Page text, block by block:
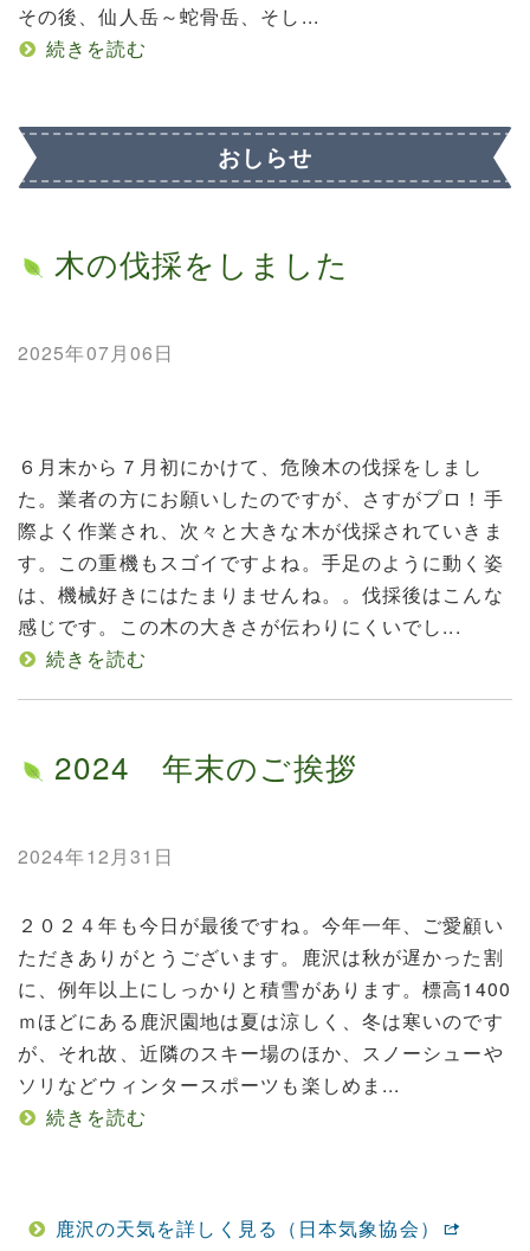
その後、仙人岳～蛇骨岳、そし...
続きを読む
おしらせ
木の伐採をしました
2025年07月06日
６月末から７月初にかけて、危険木の伐採をしまし
た。業者の方にお願いしたのですが、さすがプロ！手
際よく作業され、次々と大きな木が伐採されていきま
す。この重機もスゴイですよね。手足のように動く姿
は、機械好きにはたまりませんね。。伐採後はこんな
感じです。この木の大きさが伝わりにくいでし...
続きを読む
2024 年末のご挨拶
2024年12月31日
２０２４年も今日が最後ですね。今年一年、ご愛顧い
ただきありがとうございます。鹿沢は秋が遅かった割
に、例年以上にしっかりと積雪があります。標高1400
ｍほどにある鹿沢園地は夏は涼しく、冬は寒いのです
が、それ故、近隣のスキー場のほか、スノーシューや
ソリなどウィンタースポーツも楽しめま...
続きを読む
鹿沢の天気を詳しく見る（日本気象協会）